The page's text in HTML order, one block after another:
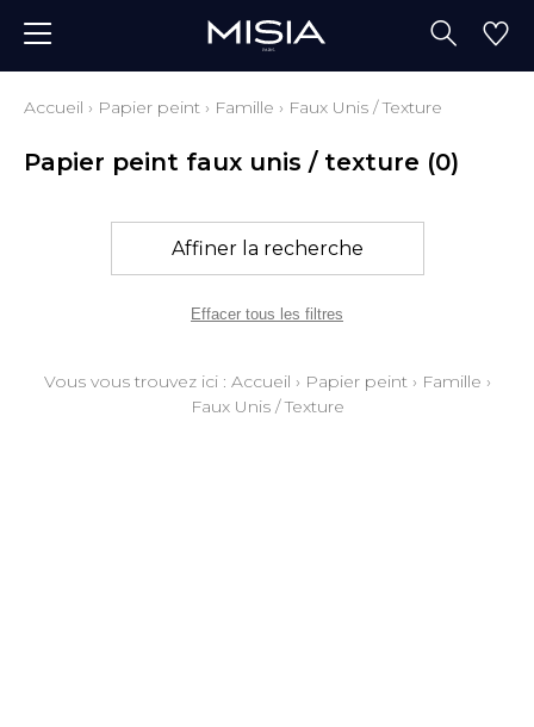
Accueil › Papier peint › Famille › Faux Unis / Texture
Papier peint faux unis / texture (0)
Affiner la recherche
Effacer tous les filtres
Vous vous trouvez ici : Accueil › Papier peint› Famille ›
Faux Unis / Texture